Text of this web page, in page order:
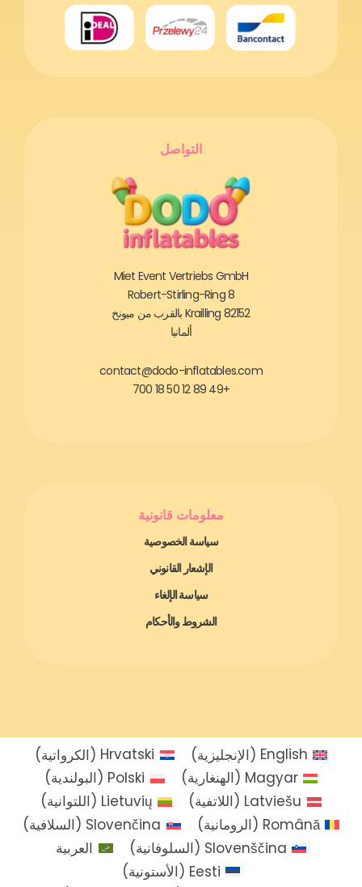
التواصل
Miet Event Vertriebs GmbH
Robert-Stirling-Ring 8
82152 Krailling بالقرب من ميونخ
ألمانيا
contact@dodo-inflatables.com
+49 89 12 50 18 700
معلومات قانونية
سياسة الخصوصية
الإشعار القانوني
سياسة الإلغاء
الشروط والأحكام
English
(الإنجليزية)
Hrvatski
(الكرواتية)
Magyar
(الهنغارية)
Polski
(البولندية)
Latviešu
(اللاتفية)
Lietuvių
(اللتوانية)
Română
(الرومانية)
Slovenčina
(السلافية)
Slovenščina
(السلوفانية)
العربية
Eesti
(الأستونية)